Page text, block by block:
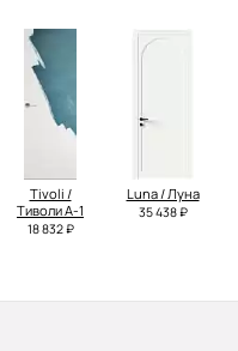
Tivoli /
Тиволи А-1
18 832 ₽
Luna / Луна
35 438 ₽